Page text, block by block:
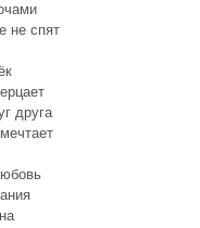
не спят
друга